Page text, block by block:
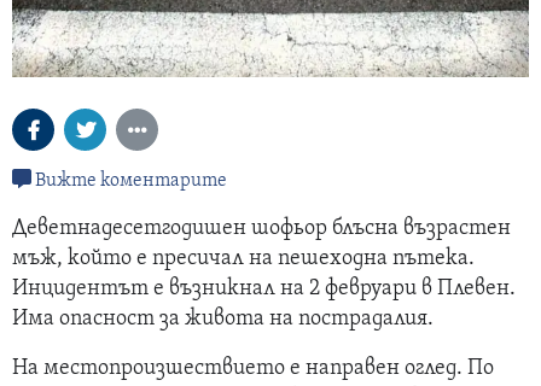
Вижте коментарите
Деветнадесетгодишен шофьор блъсна възрастен
мъж, който е пресичал на пешеходна пътека.
Инцидентът е възникнал на 2 февруари в Плевен.
Има опасност за живота на пострадалия.
На местопроизшествието е направен оглед. По